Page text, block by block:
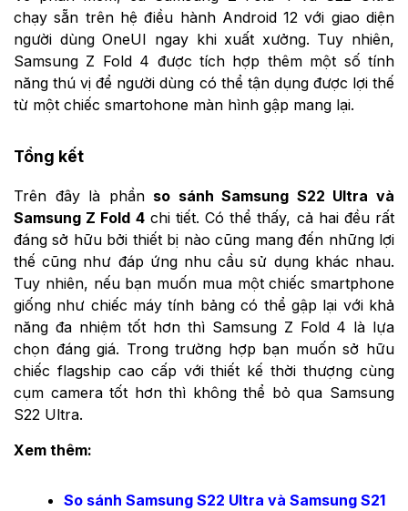
chạy sẵn trên hệ điều hành Android 12 với giao diện
người dùng OneUI ngay khi xuất xưởng. Tuy nhiên,
Samsung Z Fold 4 được tích hợp thêm một số tính
năng thú vị để người dùng có thể tận dụng được lợi thế
từ một chiếc smartohone màn hình gập mang lại.
Tổng kết
Trên đây là phần so sánh Samsung S22 Ultra và
Samsung Z Fold 4chi tiết. Có thể thấy, cả hai đều rất
đáng sở hữu bởi thiết bị nào cũng mang đến những lợi
thế cũng như đáp ứng nhu cầu sử dụng khác nhau.
Tuy nhiên, nếu bạn muốn mua một chiếc smartphone
giống như chiếc máy tính bảng có thể gập lại với khả
năng đa nhiệm tốt hơn thì Samsung Z Fold 4 là lựa
chọn đáng giá. Trong trường hợp bạn muốn sở hữu
chiếc flagship cao cấp với thiết kế thời thượng cùng
cụm camera tốt hơn thì không thể bỏ qua Samsung
S22 Ultra.
Xem thêm:
So sánh Samsung S22 Ultra và Samsung S21